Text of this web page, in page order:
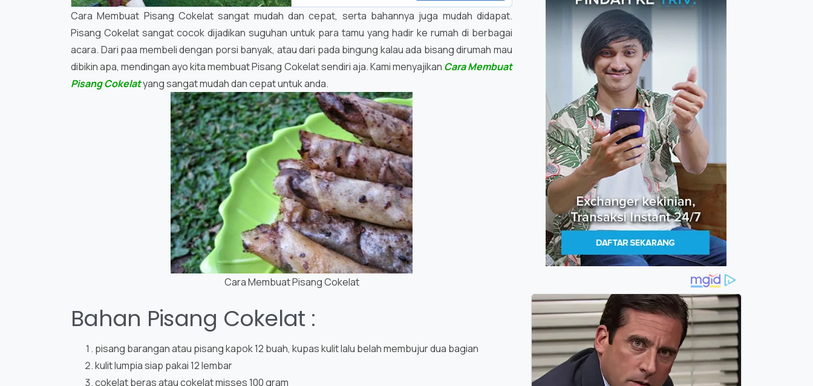
Cara Membuat Pisang Cokelat sangat mudah dan cepat, serta bahannya juga mudah didapat.
Pisang Cokelat sangat cocok dijadikan suguhan untuk para tamu yang hadir ke rumah di berbagai
acara. Dari paa membeli dengan porsi banyak, atau dari pada bingung kalau ada bisang dirumah mau
dibikin apa, mendingan ayo kita membuat Pisang Cokelat sendiri aja. Kami menyajikan Cara Membuat
Pisang Cokelatyang sangat mudah dan cepat untuk anda.
Cara Membuat Pisang Cokelat
Bahan Pisang Cokelat :
pisang barangan atau pisang kapok 12 buah, kupas kulit lalu belah membujur dua bagian
kulit lumpia siap pakai 12 lembar
cokelat beras atau cokelat misses 100 gram